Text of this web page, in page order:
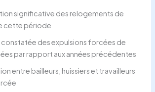
significative des relogements de
cette période
constatée des expulsions forcées de
par rapport aux années précédentes
entre bailleurs, huissiers et travailleurs